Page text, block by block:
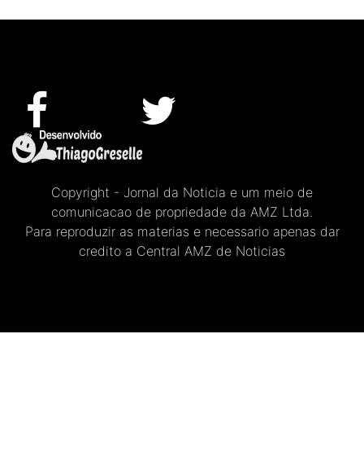
Copyright - Jornal da Noticia e um meio de
comunicacao de propriedade da AMZ Ltda.
Para reproduzir as materias e necessario apenas dar
credito a Central AMZ de Noticias